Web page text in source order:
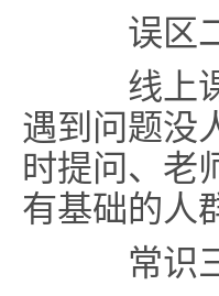
误区
线上课
遇到问题没
时提问、老
有基础的人
常识